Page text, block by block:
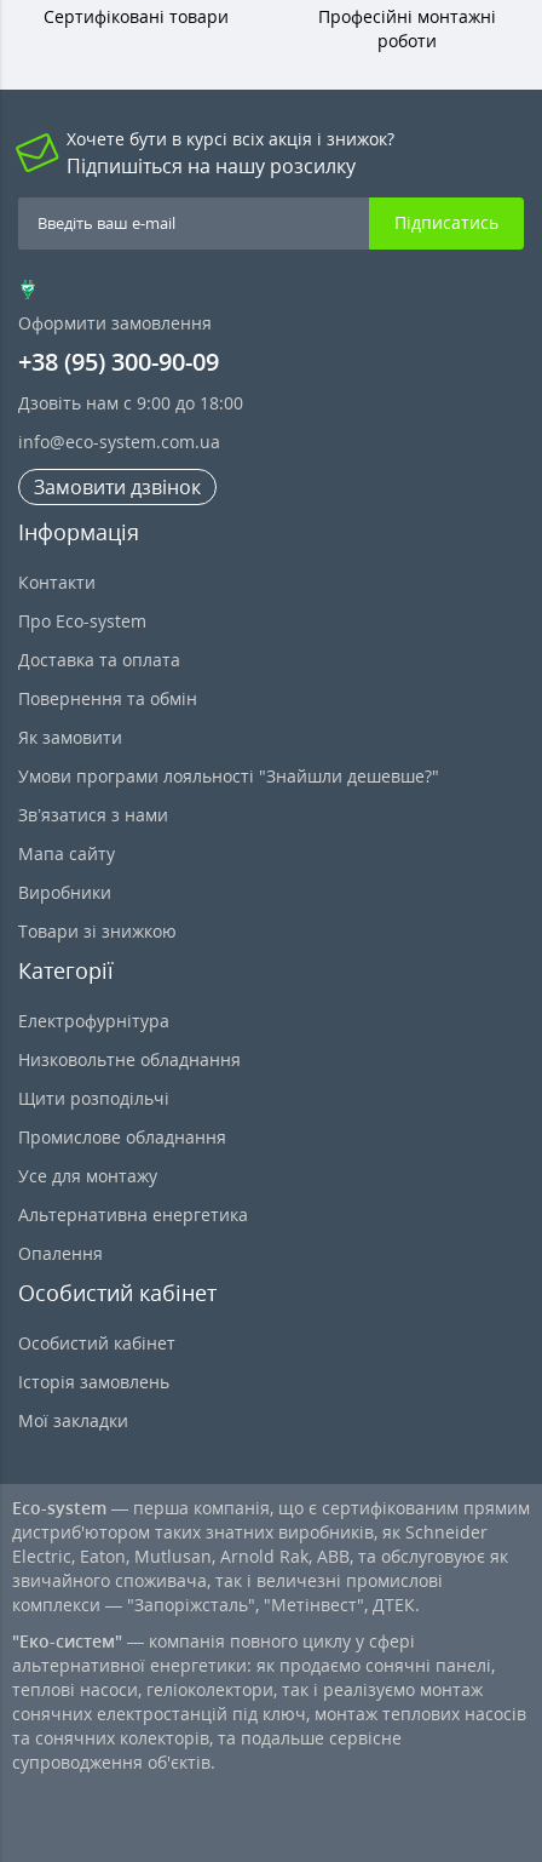
Сертифіковані товари
Професійні монтажні
роботи
Хочете бути в курсі всіх акція і знижок?
Підпишіться на нашу розсилку
Підписатись
Оформити замовлення
+38 (95) 300-90-09
Дзовіть нам с 9:00 до 18:00
info@eco-system.com.ua
Замовити дзвінок
Інформація
Контакти
Про Eco-system
Доставка та оплата
Повернення та обмін
Як замовити
Умови програми лояльності "Знайшли дешевше?"
Зв’язатися з нами
Мапа сайту
Виробники
Товари зі знижкою
Категорії
Електрофурнітура
Низковольтне обладнання
Щити розподільчі
Промислове обладнання
Усе для монтажу
Альтернативна енергетика
Опалення
Особистий кабінет
Особистий кабінет
Історія замовлень
Мої закладки
Eco-system — перша компанія, що є сертифікованим прямим
дистриб'ютором таких знатних виробників, як Schneider
Electric, Eaton, Mutlusan, Arnold Rak, ABB, та обслуговуює як
звичайного споживача, так і величезні промислові
комплекси — "Запоріжсталь", "Метінвест", ДТЕК.
"Еко-систем" — компанія повного циклу у сфері
альтернативної енергетики: як продаємо сонячні панелі,
теплові насоси, геліоколектори, так і реалізуємо монтаж
сонячних електростанцій під ключ, монтаж теплових насосів
та сонячних колекторів, та подальше сервісне
супроводження об'єктів.